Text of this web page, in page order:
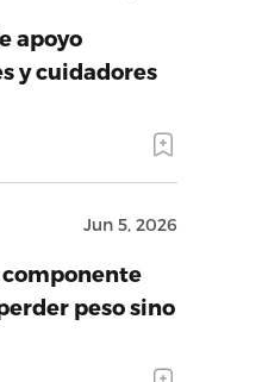
apoyo
y cuidadores
Jun 5, 2026
peso sino